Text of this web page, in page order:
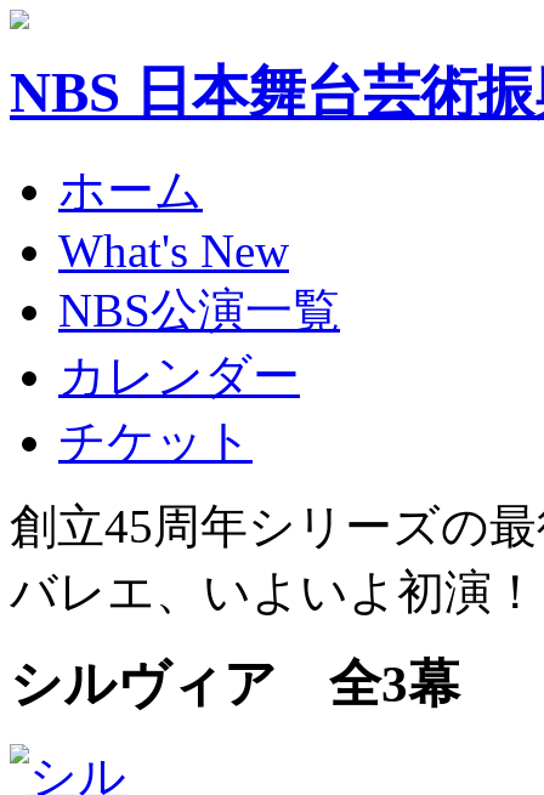
NBS 日本舞台芸術
ホーム
What's New
NBS公演一覧
カレンダー
チケット
創立45周年シリーズの
バレエ、いよいよ初演！
シルヴィア 全3幕